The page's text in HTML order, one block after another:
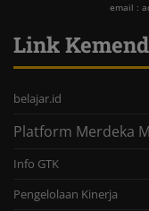
email :
Link
belajar.id
Platform Merdeka
Info GTK
Pengelolaan Kinerja